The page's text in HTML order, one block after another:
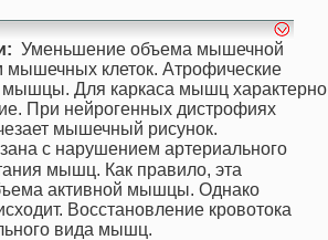
Уменьшение объема мышечной
мышечных клеток. Атрофические
мышцы. Для каркаса мышц характерно
При нейрогенных дистрофиях
мышечный рисунок.
с нарушением артериального
мышц. Как правило, эта
активной мышцы. Однако
Восстановление кровотока
вида мышц.